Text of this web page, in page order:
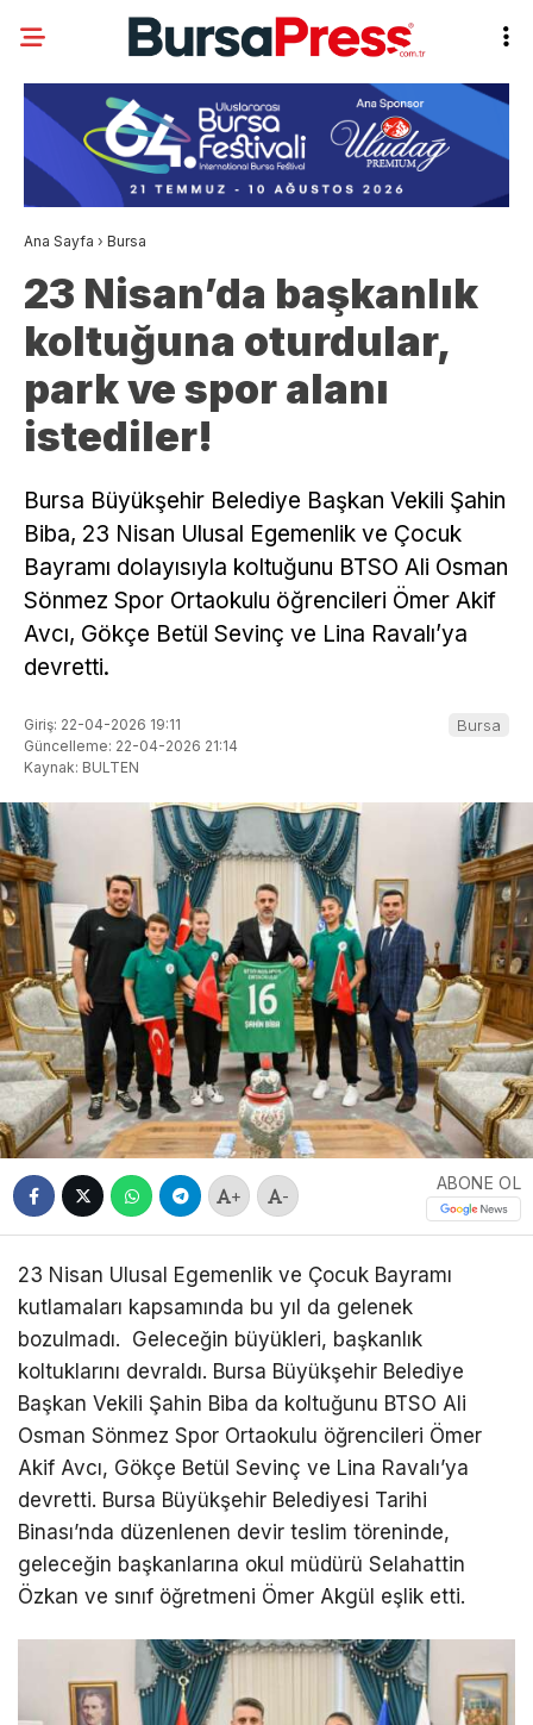
Ana Sayfa › Bursa
23 Nisan’da başkanlık
koltuğuna oturdular,
park ve spor alanı
istediler!
Bursa Büyükşehir Belediye Başkan Vekili Şahin
Biba, 23 Nisan Ulusal Egemenlik ve Çocuk
Bayramı dolayısıyla koltuğunu BTSO Ali Osman
Sönmez Spor Ortaokulu öğrencileri Ömer Akif
Avcı, Gökçe Betül Sevinç ve Lina Ravalı’ya
devretti.
Giriş: 22-04-2026 19:11
Güncelleme: 22-04-2026 21:14
Kaynak: BULTEN
Bursa
+ -
ABONE OL
23 Nisan Ulusal Egemenlik ve Çocuk Bayramı
kutlamaları kapsamında bu yıl da gelenek
bozulmadı. Geleceğin büyükleri, başkanlık
koltuklarını devraldı. Bursa Büyükşehir Belediye
Başkan Vekili Şahin Biba da koltuğunu BTSO Ali
Osman Sönmez Spor Ortaokulu öğrencileri Ömer
Akif Avcı, Gökçe Betül Sevinç ve Lina Ravalı’ya
devretti. Bursa Büyükşehir Belediyesi Tarihi
Binası’nda düzenlenen devir teslim töreninde,
geleceğin başkanlarına okul müdürü Selahattin
Özkan ve sınıf öğretmeni Ömer Akgül eşlik etti.